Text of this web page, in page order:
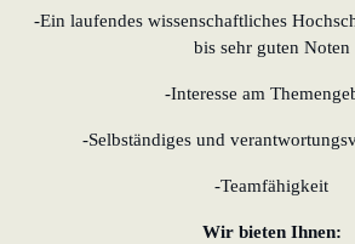
-Ein laufendes wissenschaftliches
bis sehr guten Noten
-Interesse am
-Selbständiges und
-Teamfähigkeit
Wir bieten Ihnen: